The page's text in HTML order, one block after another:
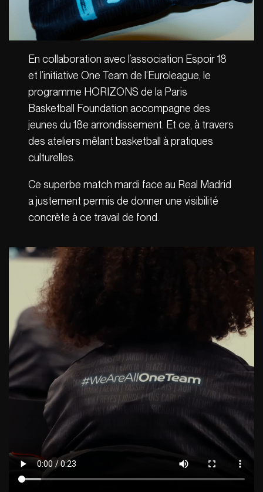
En collaboration avec l’association Espoir 18
et l’initiative One Team de l’Euroleague, le
programme HORIZONS de la Paris
Basketball Foundation accompagne des
jeunes du 18e arrondissement. Et ce, à travers
des ateliers mêlant basketball à pratiques
culturelles.
Ce superbe match mardi face au Real Madrid
a justement permis de donner une visibilité
concrète à ce travail de fond.